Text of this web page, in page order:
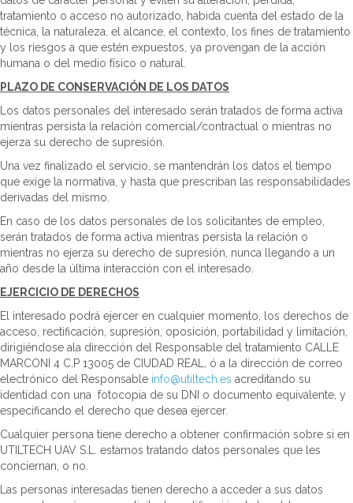
tratamiento o acceso no autorizado, habida cuenta del estado de la
técnica, la naturaleza, el alcance, el contexto, los fines de tratamiento
y los riesgos a que estén expuestos, ya provengan de la acción
humana o del medio físico o natural.
PLAZO DE CONSERVACIÓN DE LOS DATOS
Los datos personales del interesado serán tratados de forma activa
mientras persista la relación comercial/contractual o mientras no
ejerza su derecho de supresión.
Una vez finalizado el servicio, se mantendrán los datos el tiempo
que exige la normativa, y hasta que prescriban las responsabilidades
derivadas del mismo.
En caso de los datos personales de los solicitantes de empleo,
serán tratados de forma activa mientras persista la relación o
mientras no ejerza su derecho de supresión, nunca llegando a un
año desde la última interacción con el interesado.
EJERCICIO DE DERECHOS
El interesado podrá ejercer en cualquier momento, los derechos de
acceso, rectificación, supresión, oposición, portabilidad y limitación,
dirigiéndose ala dirección del Responsable del tratamiento CALLE
MARCONI 4 C.P 13005 de CIUDAD REAL, ó a la dirección de correo
electrónico del Responsable info@utiltech.es acreditando su
identidad con una fotocopia de su DNI o documento equivalente, y
especificando el derecho que desea ejercer.
Cualquier persona tiene derecho a obtener confirmación sobre si en
UTILTECH UAV S.L. estamos tratando datos personales que les
conciernan, o no.
Las personas interesadas tienen derecho a acceder a sus datos